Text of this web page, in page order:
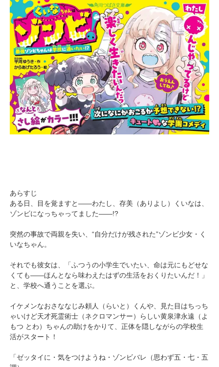
あらすじ
ある日、目を覚ますと――わたし、存美（ありよし）くいなは、
ゾンビになっちゃってました――!?
突然の事故で両親を失い、“自分だけが残された”ゾンビ少女・く
いなちゃん。
それでも彼女は、「ふつうの小学生でいたい、命は元にもどせな
くても――ほんとなら味わえたはずの生活をおくりたいんだ！」
と、学校へ通うことを選ぶ。
イケメンなおさななじみ頼人（らいと）くんや、見た目はちっち
ゃいけど天才死霊術士（ネクロマンサー）らしい黄泉津永遠（よ
もつ とわ）ちゃんの助けをかりて、正体を隠しながらの学校生
活がスタート！
「ゼッタイに・気をつけようね・ゾンビバレ（思わず五・七・五